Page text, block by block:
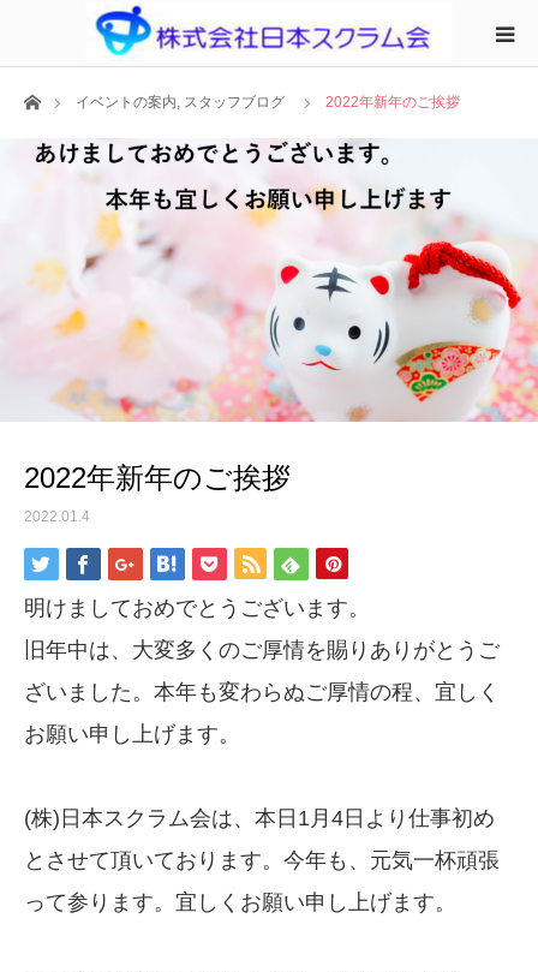
ホームイベントの案内, スタッフブログ 2022年新年のご挨拶
2022年新年のご挨拶
2022.01.4
明けましておめでとうございます。
旧年中は、大変多くのご厚情を賜りありがとうご
ざいました。本年も変わらぬご厚情の程、宜しく
お願い申し上げます。
(株)日本スクラム会は、本日1月4日より仕事初め
とさせて頂いております。今年も、元気一杯頑張
って参ります。宜しくお願い申し上げます。